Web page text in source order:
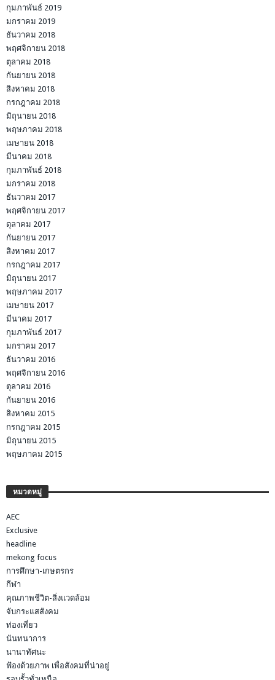
กุมภาพันธ์ 2019
มกราคม 2019
ธันวาคม 2018
พฤศจิกายน 2018
ตุลาคม 2018
กันยายน 2018
สิงหาคม 2018
กรกฎาคม 2018
มิถุนายน 2018
พฤษภาคม 2018
เมษายน 2018
มีนาคม 2018
กุมภาพันธ์ 2018
มกราคม 2018
ธันวาคม 2017
พฤศจิกายน 2017
ตุลาคม 2017
กันยายน 2017
สิงหาคม 2017
กรกฎาคม 2017
มิถุนายน 2017
พฤษภาคม 2017
เมษายน 2017
มีนาคม 2017
กุมภาพันธ์ 2017
มกราคม 2017
ธันวาคม 2016
พฤศจิกายน 2016
ตุลาคม 2016
กันยายน 2016
สิงหาคม 2015
กรกฎาคม 2015
มิถุนายน 2015
พฤษภาคม 2015
หมวดหมู่
AEC
Exclusive
headline
mekong focus
การศึกษา-เกษตรกร
กีฬา
คุณภาพชีวิต-สิ่งแวดล้อม
จับกระแสสังคม
ท่องเที่ยว
นันทนาการ
นานาทัศนะ
ฟ้องด้วยภาพ เพื่อสังคมที่น่าอยู่